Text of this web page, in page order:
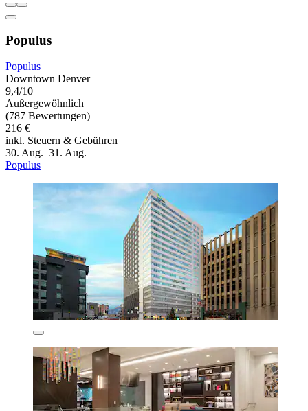
Populus
Populus
Downtown Denver
9,4/10
Außergewöhnlich
(787 Bewertungen)
216 €
inkl. Steuern & Gebühren
30. Aug.–31. Aug.
Populus